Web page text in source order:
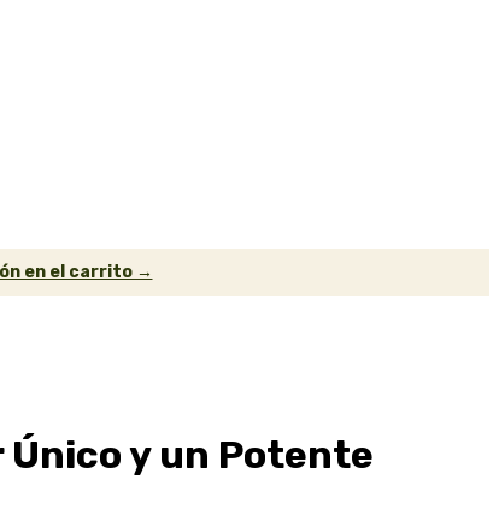
en el carrito →
Único y un Potente